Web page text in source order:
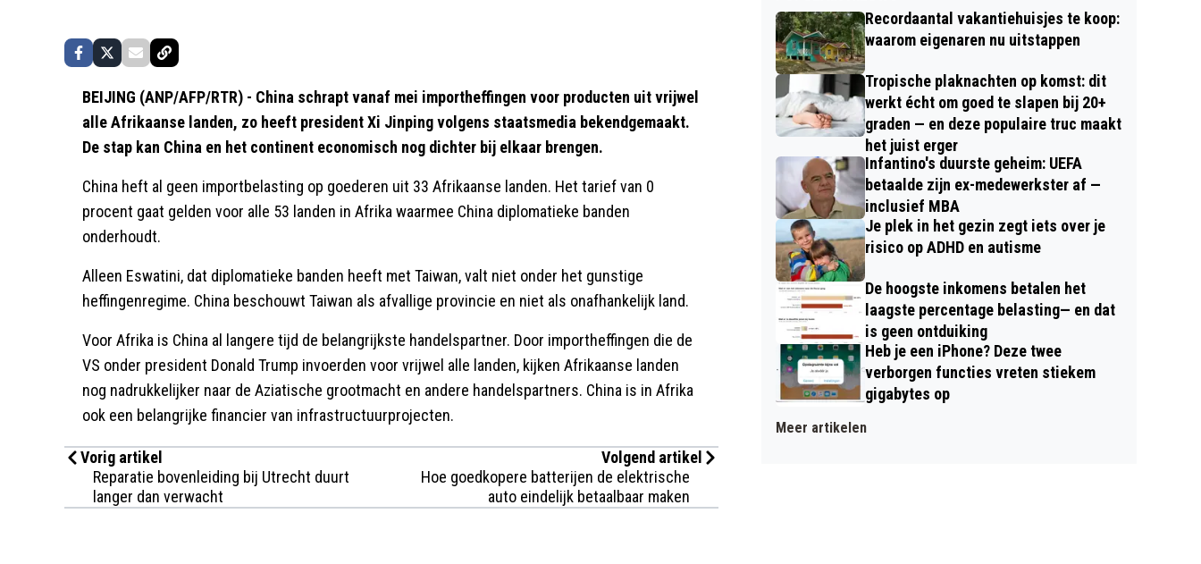
BEIJING (ANP/AFP/RTR) - China schrapt vanaf mei importheffingen voor producten uit vrijwel
alle Afrikaanse landen, zo heeft president Xi Jinping volgens staatsmedia bekendgemaakt.
De stap kan China en het continent economisch nog dichter bij elkaar brengen.
China heft al geen importbelasting op goederen uit 33 Afrikaanse landen. Het tarief van 0
procent gaat gelden voor alle 53 landen in Afrika waarmee China diplomatieke banden
onderhoudt.
Alleen Eswatini, dat diplomatieke banden heeft met Taiwan, valt niet onder het gunstige
heffingenregime. China beschouwt Taiwan als afvallige provincie en niet als onafhankelijk land.
Voor Afrika is China al langere tijd de belangrijkste handelspartner. Door importheffingen die de
VS onder president Donald Trump invoerden voor vrijwel alle landen, kijken Afrikaanse landen
nog nadrukkelijker naar de Aziatische grootmacht en andere handelspartners. China is in Afrika
ook een belangrijke financier van infrastructuurprojecten.
Vorig artikel
Reparatie bovenleiding bij Utrecht duurt
langer dan verwacht
Volgend artikel
Hoe goedkopere batterijen de elektrische
auto eindelijk betaalbaar maken
Recordaantal vakantiehuisjes te koop:
waarom eigenaren nu uitstappen
Tropische plaknachten op komst: dit
werkt écht om goed te slapen bij 20+
graden — en deze populaire truc maakt
het juist erger
Infantino's duurste geheim: UEFA
betaalde zijn ex-medewerkster af —
inclusief MBA
Je plek in het gezin zegt iets over je
risico op ADHD en autisme
De hoogste inkomens betalen het
laagste percentage belasting— en dat
is geen ontduiking
Heb je een iPhone? Deze twee
verborgen functies vreten stiekem
gigabytes op
Meer artikelen